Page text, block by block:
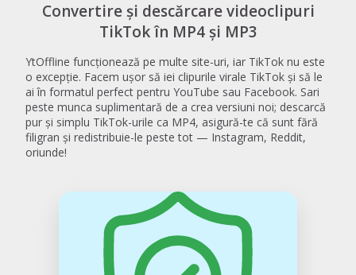
Convertire și descărcare videoclipuri
TikTok în MP4 și MP3
YtOffline funcționează pe multe site-uri, iar TikTok nu este
o excepție. Facem ușor să iei clipurile virale TikTok și să le
ai în formatul perfect pentru YouTube sau Facebook. Sari
peste munca suplimentară de a crea versiuni noi; descarcă
pur și simplu TikTok-urile ca MP4, asigură-te că sunt fără
filigran și redistribuie-le peste tot — Instagram, Reddit,
oriunde!